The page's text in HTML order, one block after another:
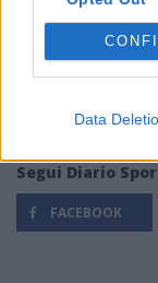
Data
Segui Diario
FACEBOOK